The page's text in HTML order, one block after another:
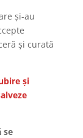
şi-au
şi curată
şi
se